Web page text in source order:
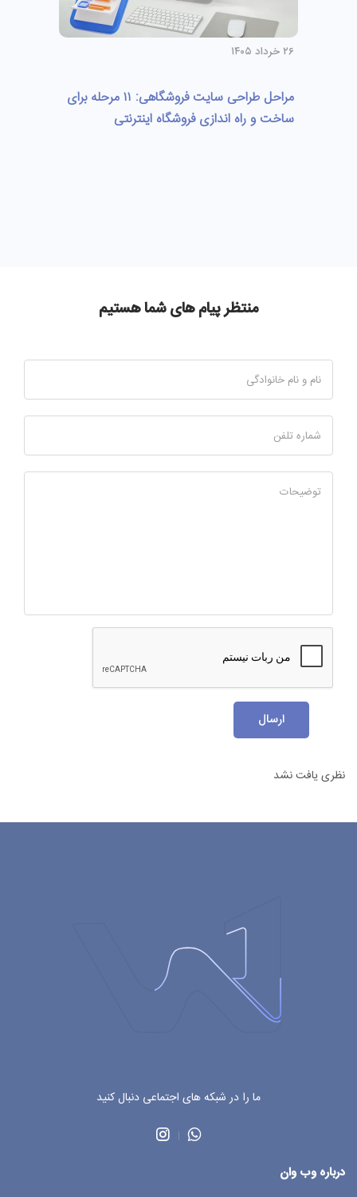
۲۶ خرداد ۱۴۰۵
مراحل طراحی سایت فروشگاهی: ۱۱ مرحله برای
ساخت و راه اندازی فروشگاه اینترنتی
منتظر پیام های شما هستیم
نام و نام خانوادگی
شماره تلفن
توضیحات
ارسال
نظری یافت نشد
درباره وب وان
ما را در شبکه های اجتماعی دنبال کنید